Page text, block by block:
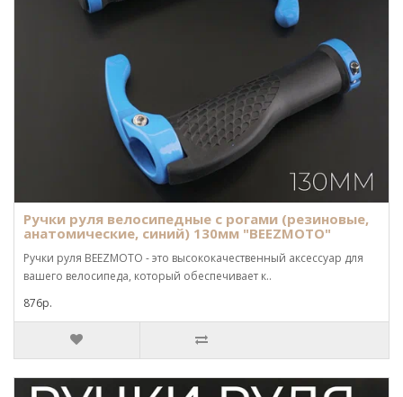
Ручки руля велосипедные с рогами (резиновые,
анатомические, синий) 130мм "BEEZMOTO"
Ручки руля BEEZMOTO - это высококачественный аксессуар для
вашего велосипеда, который обеспечивает к..
876р.